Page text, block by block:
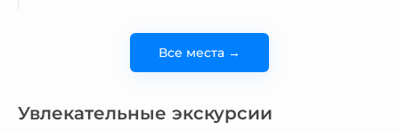
Все места →
Увлекательные экскурсии